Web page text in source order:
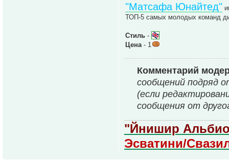
"Матсафа Юнайтед"
ТОП-5 самых молодых команд
Стиль -
Цена - 1
Комментарий
сообщений подряд
(если
сообщения от
"Йнишир
Эсватини/